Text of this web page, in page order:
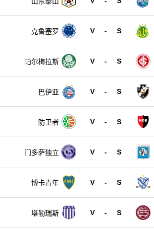
克鲁塞罗 V - S
帕尔梅拉斯 V - S
巴伊亚 V - S
防卫者 V - S
门多萨独立 V - S
博卡青年 V - S
塔勒瑞斯 V - S